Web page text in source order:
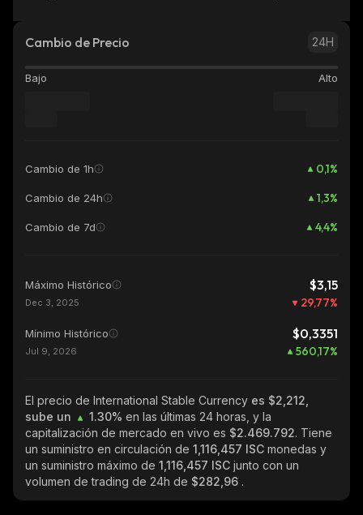
Cambio de Precio 24H
Bajo Alto
Cambio de 1h 0,1%
Cambio de 24h 1,3%
Cambio de 7d 4,4%
Máximo Histórico $3,15
Dec 3, 2025 29,77%
Mínimo Histórico $0,3351
Jul 9, 2026 560,17%
El precio de International Stable Currency es $2,212,
sube un
1.30% en las últimas 24 horas, y la
capitalización de mercado en vivo es $2.469.792. Tiene
un suministro en circulación de 1,116,457 ISC monedas y
un suministro máximo de 1,116,457 ISC junto con un
volumen de trading de 24h de $282,96 .